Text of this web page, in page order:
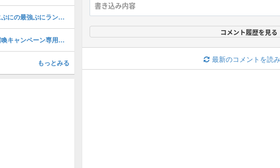
コメント履歴を見る
最新のコメントを読
妖怪ウォッチぷにぷにの最強ぷにランキング！
オレのともだち召喚キャンペーン専用掲示板
もっとみる